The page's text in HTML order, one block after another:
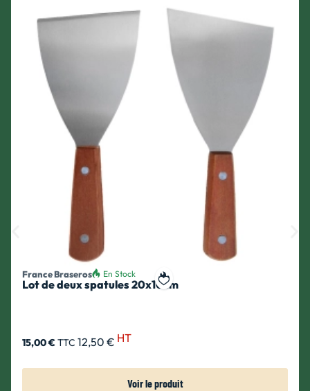
Ajouter à ma liste de souhait
France Braseros En Stock
Lot de deux spatules 20x10cm
15,00 €TTC 12,50 € HT
Voir le produit